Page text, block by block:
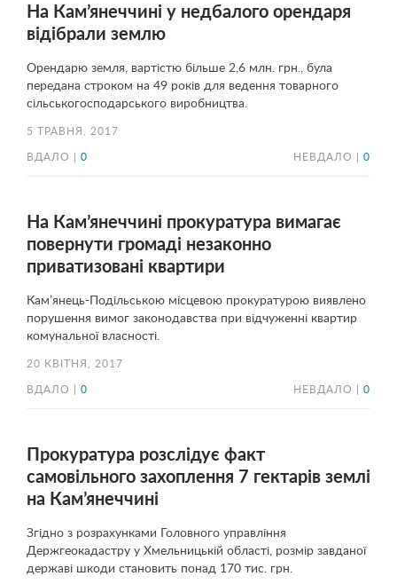
На Кам’янеччині у недбалого орендаря
відібрали землю
Орендарю земля, вартістю більше 2,6 млн. грн., була
передана строком на 49 років для ведення товарного
сільськогосподарського виробництва.
5 ТРАВНЯ, 2017
ВДАЛО | 0 НЕВДАЛО | 0
На Кам’янеччині прокуратура вимагає
повернути громаді незаконно
приватизовані квартири
Кам’янець-Подільською місцевою прокуратурою виявлено
порушення вимог законодавства при відчуженні квартир
комунальної власності.
20 КВІТНЯ, 2017
ВДАЛО | 0 НЕВДАЛО | 0
Прокуратура розслідує факт
самовільного захоплення 7 гектарів землі
на Кам’янеччині
Згідно з розрахунками Головного управління
Держгеокадастру у Хмельницькій області, розмір завданої
державі шкоди становить понад 170 тис. грн.